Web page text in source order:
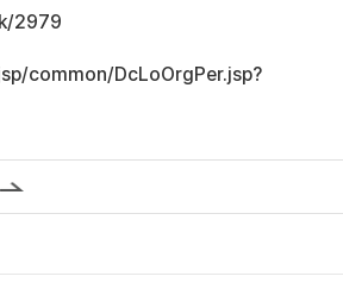
2979
common/DcLoOrgPer.jsp?